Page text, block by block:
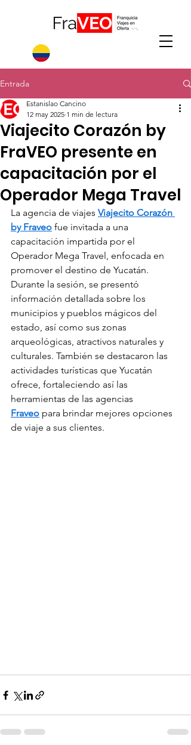
Entrada
Viajecito Corazón by
FraVEO presente en
capacitación por el
Operador Mega Travel
Estanislao Cancino
12 may 2025 1 min de lectura
La agencia de viajes Viajecito Corazón
by Fraveo fue invitada a una
capacitación impartida por el
Operador Mega Travel, enfocada en
promover el destino de Yucatán.
Durante la sesión, se presentó
información detallada sobre los
municipios y pueblos mágicos del
estado, así como sus zonas
arqueológicas, atractivos naturales y
culturales. También se destacaron las
actividades turísticas que Yucatán
ofrece, fortaleciendo así las
herramientas de las agencias
Fraveo para brindar mejores opciones
de viaje a sus clientes.